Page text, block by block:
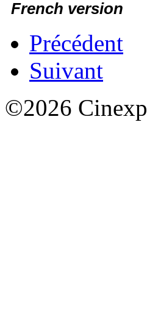
French version
Précédent
Suivant
©2026